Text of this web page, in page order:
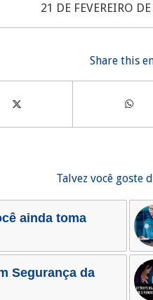
21 DE FEVEREIRO
Share this
Talvez você goste
ainda toma
Segurança da